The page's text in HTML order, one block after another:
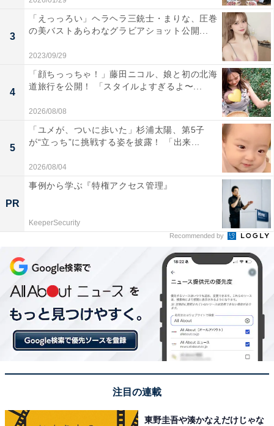
3
「えっっろい」ヘラヘラ三銃士・まりな、圧巻
の美バストあらわなグラビアショット公開...
2023/09/29
4
「顔ちっっちゃ！」藤田ニコル、娘と初の北海
道旅行を公開！ 「スタイルよすぎるよ〜...
2026/08/08
5
「ユメが、ついに歩いた」杉浦太陽、第5子
が“立っち”に挑戦する姿を披露！ 「出来...
2026/08/04
PR
事例から学ぶ『特権アクセス管理』
KeeperSecurity
Recommended by
注目の連載
東野圭吾や湊かなえだけじゃな